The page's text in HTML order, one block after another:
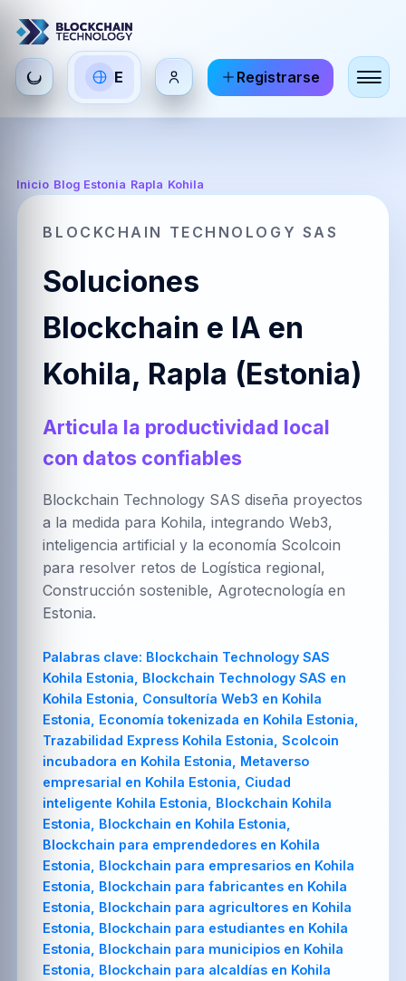
Seleccionar
idioma
E
ES
Español English
FR
Français
HI DE
ZH JA
العربية Brezhoneg 한국어
PT-BR
Português
(Brasil)
NL
Nederlands
HR
Hrvatski
فارسی Italiano 简体中文
TR
Türkçe
UK
Українська
PL
Registrarse
Inicio/ Blog Estonia Rapla Kohila
BLOCKCHAIN TECHNOLOGY SAS
Soluciones
Blockchain e IA en
Kohila, Rapla (Estonia)
Articula la productividad local
con datos confiables
Blockchain Technology SAS diseña proyectos
a la medida para Kohila, integrando Web3,
inteligencia artificial y la economía Scolcoin
para resolver retos de Logística regional,
Construcción sostenible, Agrotecnología en
Estonia.
Palabras clave: Blockchain Technology SAS
Kohila Estonia, Blockchain Technology SAS en
Kohila Estonia, Consultoría Web3 en Kohila
Estonia, Economía tokenizada en Kohila Estonia,
Trazabilidad Express Kohila Estonia, Scolcoin
incubadora en Kohila Estonia, Metaverso
empresarial en Kohila Estonia, Ciudad
inteligente Kohila Estonia, Blockchain Kohila
Estonia, Blockchain en Kohila Estonia,
Blockchain para emprendedores en Kohila
Estonia, Blockchain para empresarios en Kohila
Estonia, Blockchain para fabricantes en Kohila
Estonia, Blockchain para agricultores en Kohila
Estonia, Blockchain para estudiantes en Kohila
Estonia, Blockchain para municipios en Kohila
Estonia, Blockchain para alcaldías en Kohila